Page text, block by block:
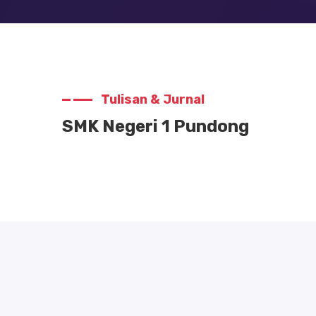
Tulisan & Jurnal
SMK Negeri 1 Pundong